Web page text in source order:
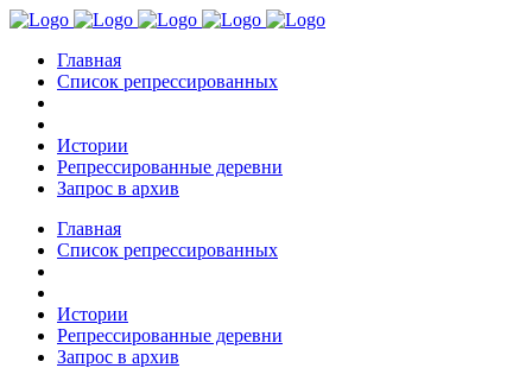
Главная
Список репрессированных
Истории
Репрессированные деревни
Запрос в архив
Главная
Список репрессированных
Истории
Репрессированные деревни
Запрос в архив